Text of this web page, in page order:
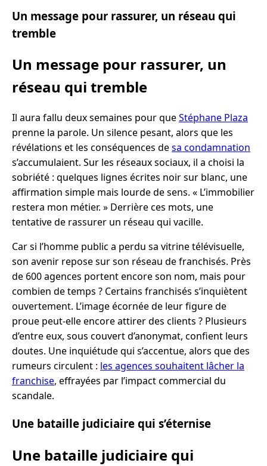
Un message pour rassurer, un réseau qui
tremble
Un message pour rassurer, un
réseau qui tremble
Il aura fallu deux semaines pour queStéphane Plaza
prenne la parole. Un silence pesant, alors que les
révélations et les conséquences desa condamnation
s’accumulaient. Sur les réseaux sociaux, il a choisi la
sobriété : quelques lignes écrites noir sur blanc, une
affirmation simple mais lourde de sens. « L’immobilier
restera mon métier. » Derrière ces mots, une
tentative de rassurer un réseau qui vacille.
Car si l’homme public a perdu sa vitrine télévisuelle,
son avenir repose sur son réseau de franchisés. Près
de 600 agences portent encore son nom, mais pour
combien de temps ? Certains franchisés s’inquiètent
ouvertement. L’image écornée de leur figure de
proue peut-elle encore attirer des clients ? Plusieurs
d’entre eux, sous couvert d’anonymat, confient leurs
doutes. Une inquiétude qui s’accentue, alors que des
rumeurs circulent : les agences souhaitent lâcher la
franchise, effrayées par l’impact commercial du
scandale.
Une bataille judiciaire qui s’éternise
Une bataille judiciaire qui